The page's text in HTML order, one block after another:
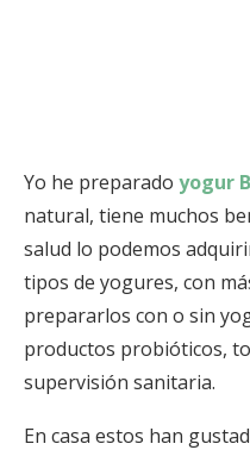
Yo he preparado yogur
natural, tiene muchos
salud lo podemos
tipos de yogures, con
prepararlos con o sin
productos probióticos,
supervisión sanitaria.
En casa estos han